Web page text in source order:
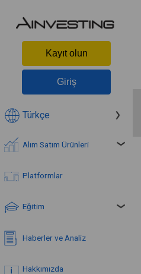
Kayıt olun
Giriş
Türkçe
Alım Satım Ürünleri
Platformlar
Eğitim
Haberler ve Analiz
Hakkımızda